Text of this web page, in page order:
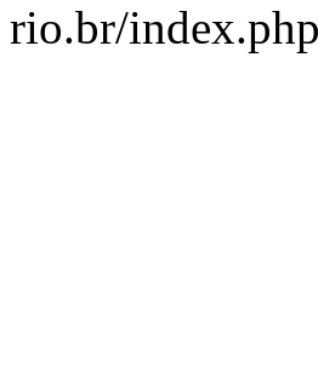
rio.br/